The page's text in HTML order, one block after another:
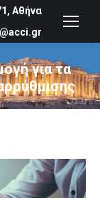
Αθήνα
για τα